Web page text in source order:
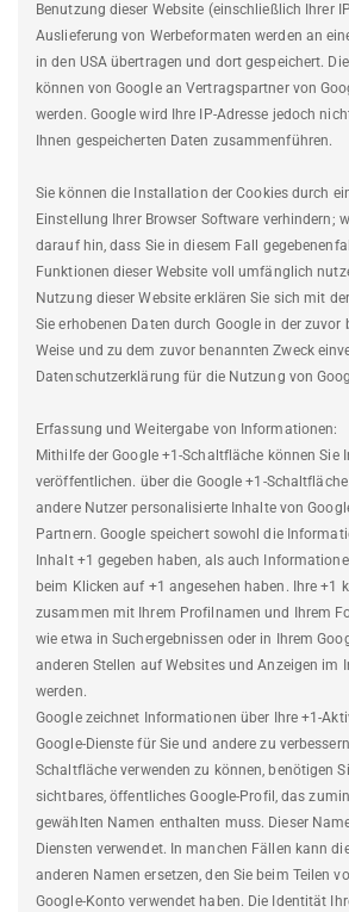
Benutzung dieser Website (einschließlich Ihrer
Auslieferung von Werbeformaten werden an
in den USA übertragen und dort gespeichert.
können von Google an Vertragspartner von
werden. Google wird Ihre IP-Adresse jedoch
Ihnen gespeicherten Daten zusammenführen.
Sie können die Installation der Cookies durch
Einstellung Ihrer Browser Software verhindern;
darauf hin, dass Sie in diesem Fall
Funktionen dieser Website voll umfänglich
Nutzung dieser Website erklären Sie sich mit
Sie erhobenen Daten durch Google in der zuvor
Weise und zu dem zuvor benannten Zweck
Datenschutzerklärung für die Nutzung von
Erfassung und Weitergabe von Informationen:
Mithilfe der Google +1-Schaltfläche können
veröffentlichen. über die Google +1-
andere Nutzer personalisierte Inhalte von
Partnern. Google speichert sowohl die
Inhalt +1 gegeben haben, als auch
beim Klicken auf +1 angesehen haben. Ihre +1
zusammen mit Ihrem Profilnamen und Ihrem
wie etwa in Suchergebnissen oder in Ihrem
anderen Stellen auf Websites und Anzeigen im
werden.
Google zeichnet Informationen über Ihre +1-
Google-Dienste für Sie und andere zu
Schaltfläche verwenden zu können, benötigen
sichtbares, öffentliches Google-Profil, das
gewählten Namen enthalten muss. Dieser
Diensten verwendet. In manchen Fällen kann
anderen Namen ersetzen, den Sie beim Teilen
Google-Konto verwendet haben. Die Identität